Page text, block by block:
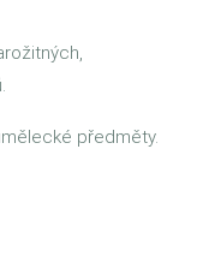
předměty.